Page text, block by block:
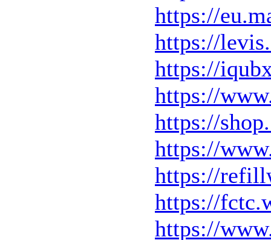
https://
https://
https://
https://
https://
https://
https://
https://
https://